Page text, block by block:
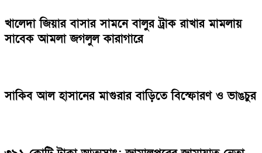
খালেদা জিয়ার বাসার সামনে বালুর ট্রাক রাখার মামলায়
সাবেক আমলা জগলুল কারাগারে
সাকিব আল হাসানের মাগুরার বাড়িতে বিস্ফোরণ ও ভাঙচুর